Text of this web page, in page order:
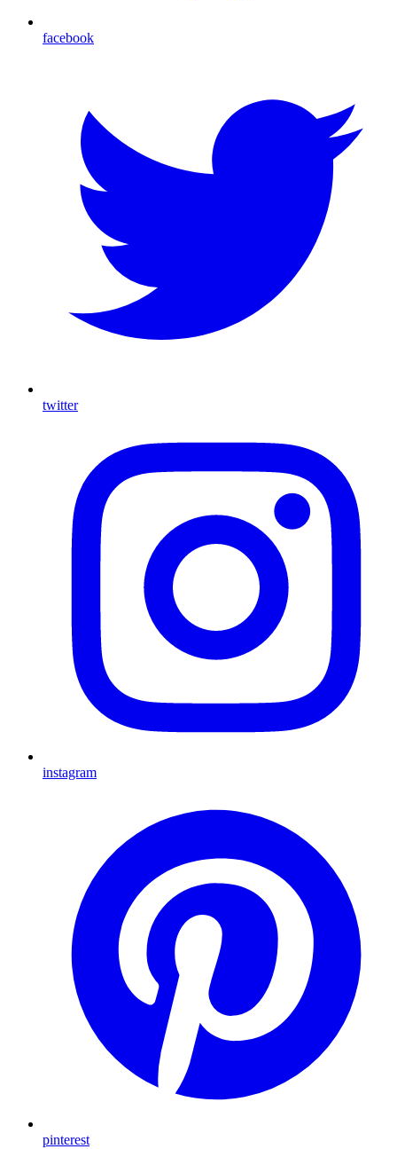
facebook
twitter
instagram
pinterest